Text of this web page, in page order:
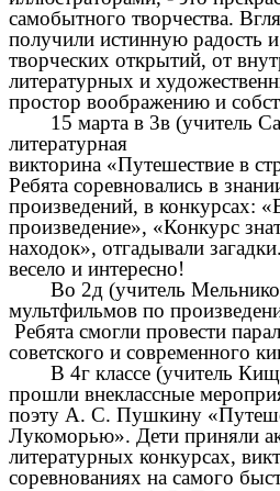
самобытного творчества.
получили истинную радость
творческих открытий, от
литературных и
простор воображению и
15 марта в 3в (учитель
литературная
викторина «Путешествие в
Ребята соревновались в
произведений, в конкурсах:
произведение», «Конкурс
находок», отгадывали
весело и интересно!
Во 2д (учитель
мультфильмов по
Ребята смогли провести
советского и современного
В 4г классе (учитель
прошли внеклассные
поэту А. С. Пушкину
Лукоморью». Дети приняли
литературных конкурсах,
соревнованиях на самого